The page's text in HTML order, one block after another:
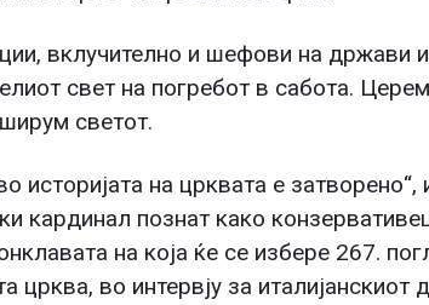
вклучително и шефови на држави
свет на погребот в сабота.
светот.
историјата на црквата е
кардинал познат како
на која ќе се избере 267.
црква, во интервју за италијанскиот